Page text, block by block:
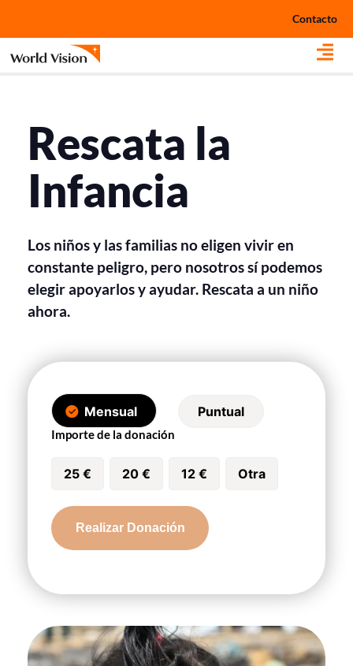
Contacto
Rescata la
Infancia
Los niños y las familias no eligen vivir en
constante peligro, pero nosotros sí podemos
elegir apoyarlos y ayudar. Rescata a un niño
ahora.
Mensual Puntual
Importe de la donación
25 € 20 € 12 € Otra
Rescata
la
Infancia
Realizar Donación